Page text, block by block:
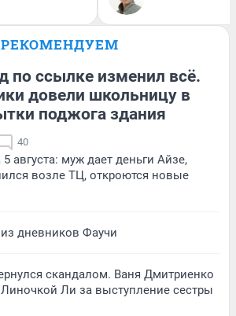
РЕКОМЕНДУЕМ
по ссылке изменил всё.
довели школьницу в
поджога здания
40
августа: муж дает деньги Айзе,
возле ТЦ, откроются новые
дневников Фаучи
скандалом. Ваня Дмитриенко
Ли за выступление сестры